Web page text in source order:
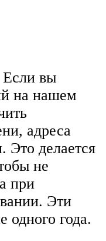
Если вы
на нашем
адреса
Это делается
не
при
Эти
одного года.